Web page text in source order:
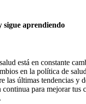
sigue aprendiendo
está en constante
en la política de
las últimas tendencias y
continua para mejorar